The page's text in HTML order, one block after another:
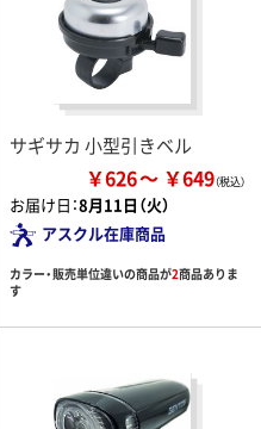
サギサカ 小型引きベル
￥626 ￥649
お届け日：8月11日（火）
アスクル在庫商品
カラー・販売単位違いの商品が2商品ありま
す